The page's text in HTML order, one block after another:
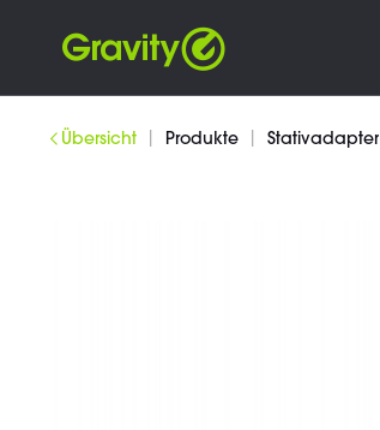
Übersicht Produkte Stativadapter